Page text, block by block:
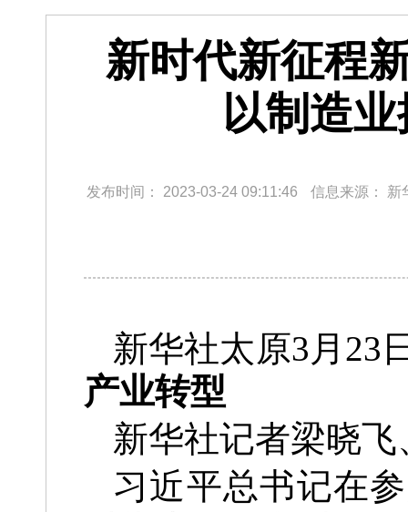
新时代新征程
以制造
发布时间： 2023-03-24 09:11:46 信息来源： 新
新华社太原3月23
产业转型
新华社记者梁晓
习近平总书记在